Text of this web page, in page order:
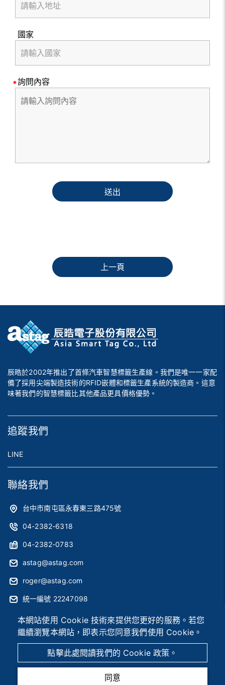
國家
詢問內容
送出
上一頁
本網站使用 Cookie 技術來提供您更好的服務。若您
繼續瀏覽本網站，即表示您同意我們使用 Cookie。
點擊此處閱讀我們的 Cookie 政策。
同意
辰晧於2002年推出了首條汽車智慧標籤生產線。我們是唯一一家配
備了採用尖端製造技術的RFID嵌體和標籤生產系統的製造商。這意
味著我們的智慧標籤比其他產品更具價格優勢。
追蹤我們
LINE
聯絡我們
台中市南屯區永春東三路475號
04-2382-6318
04-2382-0783
astag@astag.com
roger@astag.com
統一編號 22247098
站地圖